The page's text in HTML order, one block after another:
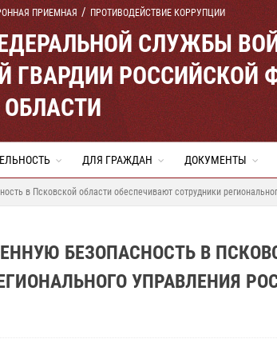
ПРИЕМНАЯ ПРОТИВОДЕЙСТВИЕ КОРРУПЦИИ
СЛУЖБЫ
ГВАРДИИ РОССИЙСКОЙ
ДЛЯ ГРАЖДАН ДОКУМЕНТЫ
в Псковской области обеспечивают сотрудники
БЕЗОПАСНОСТЬ В
УПРАВЛЕНИЯ